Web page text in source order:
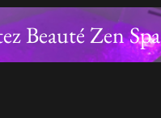
Beauté Zen Spa